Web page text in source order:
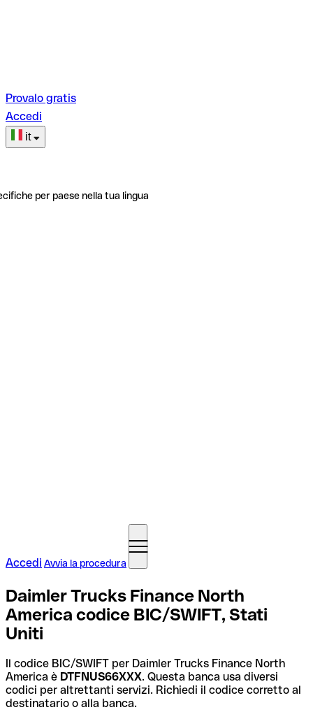
Provalo gratis
Accedi
it
per paese nella tua lingua
Accedi Avvia la procedura
Daimler Trucks Finance North
America codice BIC/SWIFT, Stati
Uniti
Il codice BIC/SWIFT per Daimler Trucks Finance North
America è DTFNUS66XXX. Questa banca usa diversi
codici per altrettanti servizi. Richiedi il codice corretto al
destinatario o alla banca.